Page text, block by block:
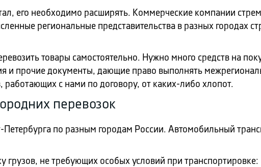
его необходимо расширять. Коммерческие компании
региональные представительства в разных городах
товары самостоятельно. Нужно много средств на
и прочие документы, дающие право выполнять
работающих с нами по договору, от каких-либо хлопот.
перевозок
по разным городам России. Автомобильный
грузов, не требующих особых условий при транспортировке: